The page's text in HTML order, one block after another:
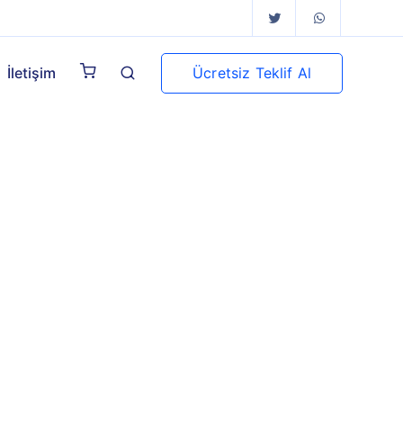
İletişim Ücretsiz Teklif Al